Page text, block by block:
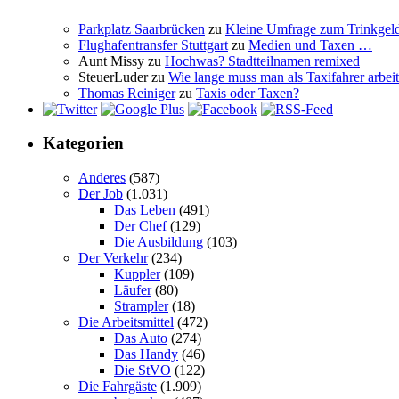
Parkplatz Saarbrücken zu Kleine Umfrage zum
Flughafentransfer Stuttgart zu Medien und Taxen …
Aunt Missy zu Hochwas? Stadtteilnamen remixed
SteuerLuderzu Wie lange muss man als Taxifahrer
Thomas Reinigerzu Taxis oder Taxen?
Kategorien
Anderes (587)
Der Job (1.031)
Das Leben (491)
Der Chef(129)
Die Ausbildung (103)
Der Verkehr(234)
Kuppler(109)
Läufer(80)
Strampler(18)
Die Arbeitsmittel (472)
Das Auto (274)
Das Handy (46)
Die StVO (122)
Die Fahrgäste (1.909)